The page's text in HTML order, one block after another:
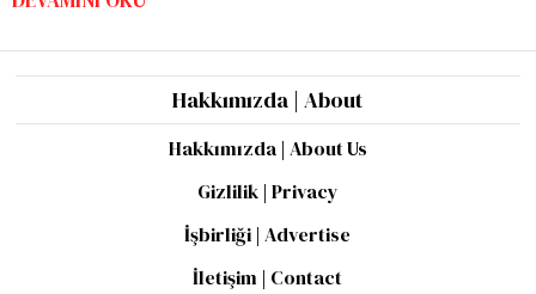
Hakkımızda | About
Hakkımızda | About Us
Gizlilik | Privacy
İşbirliği | Advertise
İletişim | Contact